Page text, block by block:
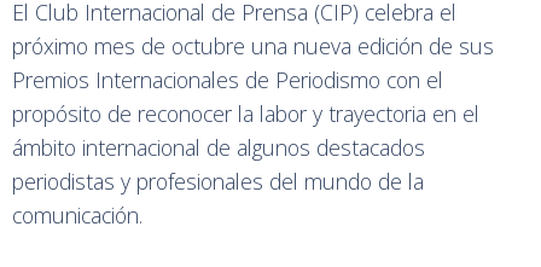
El Club Internacional de Prensa (CIP) celebra el
próximo mes de octubre una nueva edición de sus
Premios Internacionales de Periodismo con el
propósito de reconocer la labor y trayectoria en el
ámbito internacional de algunos destacados
periodistas y profesionales del mundo de la
comunicación.